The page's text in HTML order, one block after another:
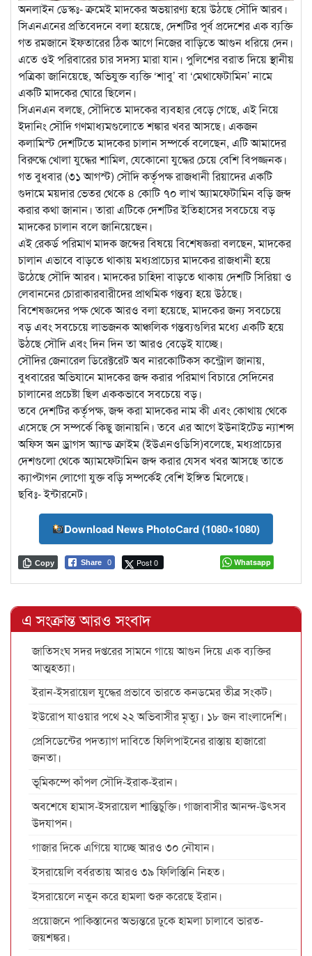
অনলাইন ডেস্কঃ- ক্রমেই মাদকের অভয়ারণ্য হয়ে উঠছে সৌদি আরব।
সিএনএনের প্রতিবেদনে বলা হয়েছে, দেশটির পূর্ব প্রদেশের এক ব্যক্তি
গত রমজানে ইফতারের ঠিক আগে নিজের বাড়িতে আগুন ধরিয়ে দেন।
এতে ওই পরিবারের চার সদস্য মারা যান। পুলিশের বরাত দিয়ে স্থানীয়
পত্রিকা জানিয়েছে, অভিযুক্ত ব্যক্তি ‘শাবু’ বা ‘মেথাফেটামিন’ নামে
একটি মাদকের ঘোরে ছিলেন।
সিএনএন বলছে, সৌদিতে মাদকের ব্যবহার বেড়ে গেছে, এই নিয়ে
ইদানিং সৌদি গণমাধ্যমগুলোতে শঙ্কার খবর আসছে। একজন
কলামিস্ট দেশটিতে মাদকের চালান সম্পর্কে বলেছেন, এটি আমাদের
বিরুদ্ধে খোলা যুদ্ধের শামিল, যেকোনো যুদ্ধের চেয়ে বেশি বিপজ্জনক।
গত বুধবার (৩১ আগস্ট) সৌদি কর্তৃপক্ষ রাজধানী রিয়াদের একটি
গুদামে ময়দার ভেতর থেকে ৪ কোটি ৭০ লাখ অ্যামফেটামিন বড়ি জব্দ
করার কথা জানান। তারা এটিকে দেশটির ইতিহাসের সবচেয়ে বড়
মাদকের চালান বলে জানিয়েছেন।
এই রেকর্ড পরিমাণ মাদক জব্দের বিষয়ে বিশেষজ্ঞরা বলছেন, মাদকের
চালান এভাবে বাড়তে থাকায় মধ্যপ্রাচ্যের মাদকের রাজধানী হয়ে
উঠেছে সৌদি আরব। মাদকের চাহিদা বাড়তে থাকায় দেশটি সিরিয়া ও
লেবাননের চোরাকারবারীদের প্রাথমিক গন্তব্য হয়ে উঠছে।
বিশেষজ্ঞদের পক্ষ থেকে আরও বলা হয়েছে, মাদকের জন্য সবচেয়ে
বড় এবং সবচেয়ে লাভজনক আঞ্চলিক গন্তব্যগুলির মধ্যে একটি হয়ে
উঠছে সৌদি এবং দিন দিন তা আরও বেড়েই যাচ্ছে।
সৌদির জেনারেল ডিরেক্টরেট অব নারকোটিকস কন্ট্রোল জানায়,
বুধবারের অভিযানে মাদকের জব্দ করার পরিমাণ বিচারে সেদিনের
চালানের প্রচেষ্টা ছিল এককভাবে সবচেয়ে বড়।
তবে দেশটির কর্তৃপক্ষ, জব্দ করা মাদকের নাম কী এবং কোথায় থেকে
এসেছে সে সম্পর্কে কিছু জানায়নি। তবে এর আগে ইউনাইটেড ন্যাশন্স
অফিস অন ড্রাগস অ্যান্ড ক্রাইম (ইউএনওডিসি)বলেছে, মধ্যপ্রাচ্যের
দেশগুলো থেকে অ্যামফেটামিন জব্দ করার যেসব খবর আসছে তাতে
ক্যাপ্টাগন লোগো যুক্ত বড়ি সম্পর্কেই বেশি ইঙ্গিত মিলেছে।
ছবিঃ- ইন্টারনেট।
Download News PhotoCard (1080×1080)
Share 0 Post 0
Copy Whatsapp
এ সংক্রান্ত আরও সংবাদ
জাতিসংঘ সদর দপ্তরের সামনে গায়ে আগুন দিয়ে এক ব্যক্তির
আত্মহত্যা।
ইরান-ইসরায়েল যুদ্ধের প্রভাবে ভারতে কনডমের তীব্র সংকট।
ইউরোপ যাওয়ার পথে ২২ অভিবাসীর মৃত্যু। ১৮ জন বাংলাদেশি।
প্রেসিডেন্টের পদত্যাগ দাবিতে ফিলিপাইনের রাস্তায় হাজারো
জনতা।
ভূমিকম্পে কাঁপল সৌদি-ইরাক-ইরান।
অবশেষে হামাস-ইসরায়েল শান্তিচুক্তি। গাজাবাসীর আনন্দ-উৎসব
উদযাপন।
গাজার দিকে এগিয়ে যাচ্ছে আরও ৩০ নৌযান।
ইসরায়েলি বর্বরতায় আরও ৩৯ ফিলিস্তিনি নিহত।
ইসরায়েলে নতুন করে হামলা শুরু করেছে ইরান।
প্রয়োজনে পাকিস্তানের অভ্যন্তরে ঢুকে হামলা চালাবে ভারত-
জয়শঙ্কর।